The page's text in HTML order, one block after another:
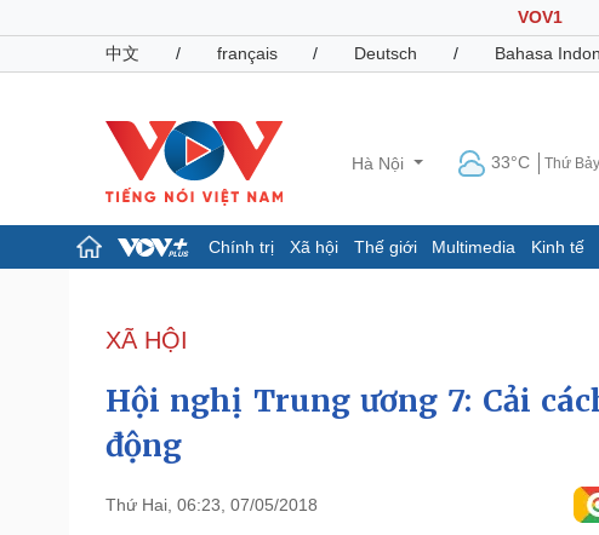
VOV1
中文
/ français / Deutsch / Bahasa
Hà Nội 33°C Thứ
Chính trị Xã hội Thế giới Multimedia Kinh tế
Đảng
Tổ chức nhân sự
Nhận diện sự thật
Dấu ấn VOV
Pháp luật
XÃ HỘI
Hội nghị Trung ương 7: Cải
động
Thứ Hai, 06:23, 07/05/2018